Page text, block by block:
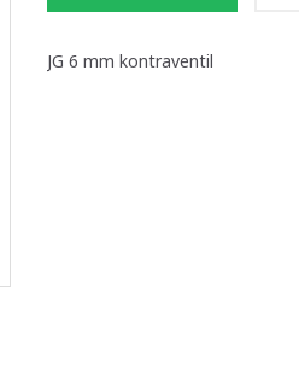
JG 6 mm kontraventil